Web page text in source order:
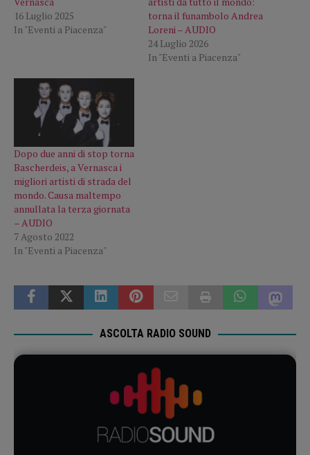
16 Luglio 2025
In "Eventi a Piacenza"
torna il funambolo Andrea
Loreni – AUDIO
24 Luglio 2026
In "Eventi a Piacenza"
Dopo due anni di stop torna
Bascherdeis, a Vernasca i
migliori artisti di strada del
mondo. Causa maltempo
annullata la terza giornata
– AUDIO
7 Agosto 2022
In "Eventi a Piacenza"
ASCOLTA RADIO SOUND